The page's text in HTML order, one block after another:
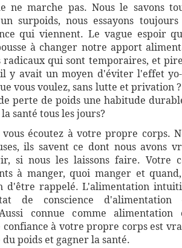
ne marche pas. Nous le savons
surpoids, nous essayons
qui viennent. Le vague espoir
à changer notre apport
radicaux qui sont temporaires, et
y avait un moyen d'éviter l'effet
vous voulez, sans lutte et privation
perte de poids une habitude
santé tous les jours?
vous écoutez à votre propre corps.
ils savent ce dont nous avons
si nous les laissons faire. Votre
à manger, quoi manger et
d'être rappelé. L'alimentation
de conscience d'alimentation
connue comme alimentation
à votre propre corps est
poids et gagner la santé.